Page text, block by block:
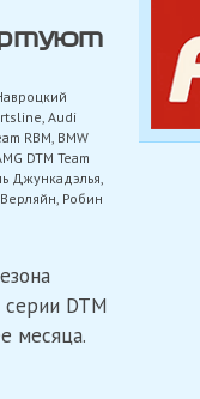
, Audi
RBM, BMW
DTM Team
Джункадэлья,
, Робин
DTM
месяца.